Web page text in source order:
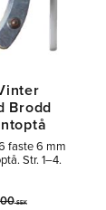
Brodd
faste 6 mm
Str. 1–4.
SEK